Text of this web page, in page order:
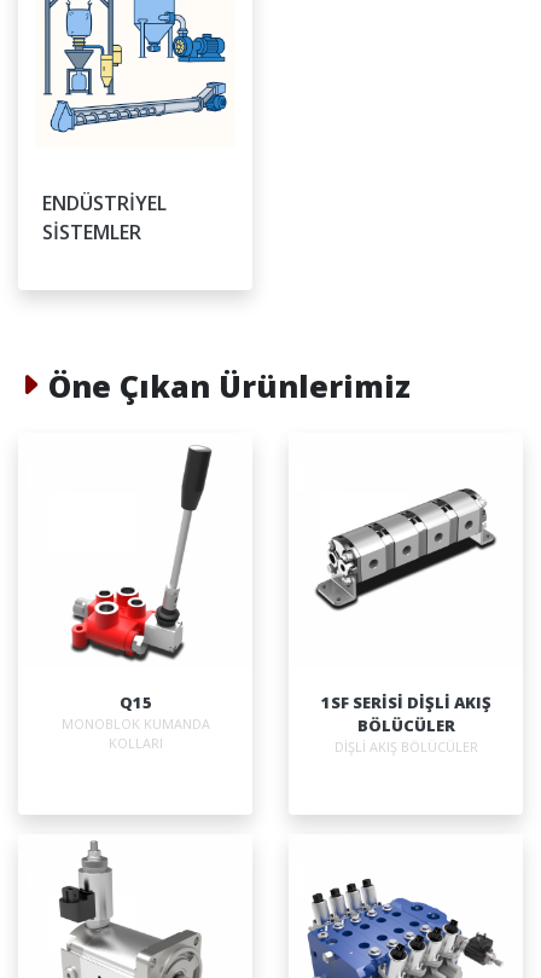
ENDÜSTRİYEL
SİSTEMLER
Öne Çıkan Ürünlerimiz
Q15
MONOBLOK KUMANDA
KOLLARI
1SF SERİSİ DİŞLİ AKIŞ
BÖLÜCÜLER
DİŞLİ AKIŞ BÖLÜCÜLER